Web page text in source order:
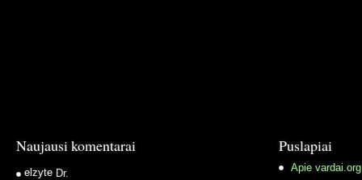
Naujausi komentarai
elzyte Dr.
Puslapiai
Apie vardai.org